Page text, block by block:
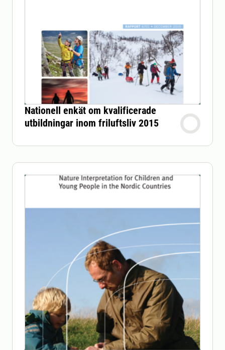
Nationell enkät om kvalificerade
utbildningar inom friluftsliv 2015